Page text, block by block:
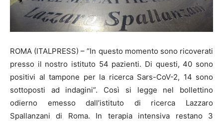
ROMA (ITALPRESS) – “In questo momento sono ricoverati
presso il nostro istituto 54 pazienti. Di questi, 40 sono
positivi al tampone per la ricerca Sars-CoV-2, 14 sono
sottoposti ad indagini”. Così si legge nel bollettino
odierno emesso dall’istituto di ricerca Lazzaro
Spallanzani di Roma. In terapia intensiva restano 3